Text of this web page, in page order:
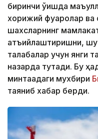
биринчи ўқишда
хорижий фуқаролар ва
шахсларнинг
қатъийлаштиришни,
талабалар учун янги
назарда тутади. Бу
минтақадаги мухбири
таяниб хабар берди.